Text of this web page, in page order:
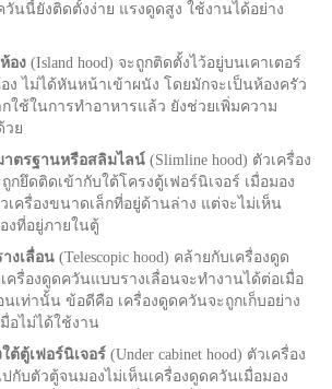
นนี้ยังติดตั้งง่าย แรงดูดสูง ใช้งานได้อย่าง
อง (Island hood) จะถูกติดตั้งไว้อยู่บนเคาเตอร์
ง ไม่ได้หันหน้าเข้าผนัง โดยมักจะเป็นห้องครัว
ใช้ในการทำอาหารแล้ว ยังช่วยเพิ่มความ
วย
าตรฐานหรือสลิมไลน์ (Slimline hood) ตัวเครื่อง
ยึดติดเข้ากับใต้โครงตู้เฟอร์นิเจอร์ เมื่อมอง
เครื่องขนาดเล็กที่อยู่ด้านล่าง แต่จะไม่เห็น
งที่อยู่ภายในตู้
งเลื่อน (Telescopic hood) คล้ายกับเครื่องดูด
ครื่องดูดควันแบบรางเลื่อนจะทำงานได้ต่อเมื่อ
เท่านั้น ข้อดีคือ เครื่องดูดควันจะถูกเก็บอย่าง
อไม่ได้ใช้งาน
ต้ตู้เฟอร์นิเจอร์ (Under cabinet hood) ตัวเครื่อง
กับตัวตู้จนมองไม่เห็นเครื่องดูดควันเมื่อมอง